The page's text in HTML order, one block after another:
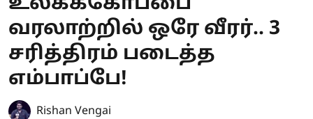
வரலாற்றில் ஒரே வீரர்.. 3
சரித்திரம் படைத்த
எம்பாப்பே!
Rishan Vengai